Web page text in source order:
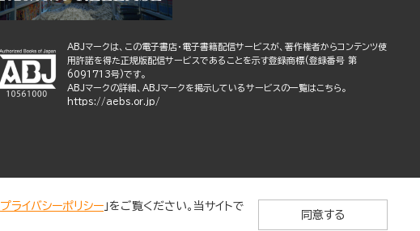
ABJマークは、この電子書店・電子書籍配信サービスが、著作権者からコンテンツ使
用許諾を得た正規版配信サービスであることを示す登録商標(登録番号 第
6091713号)です。
ABJマークの詳細、ABJマークを掲示しているサービスの一覧はこちら。
https://aebs.or.jp/
プライバシーポリシー 」をご覧ください。当サイトで
同意する